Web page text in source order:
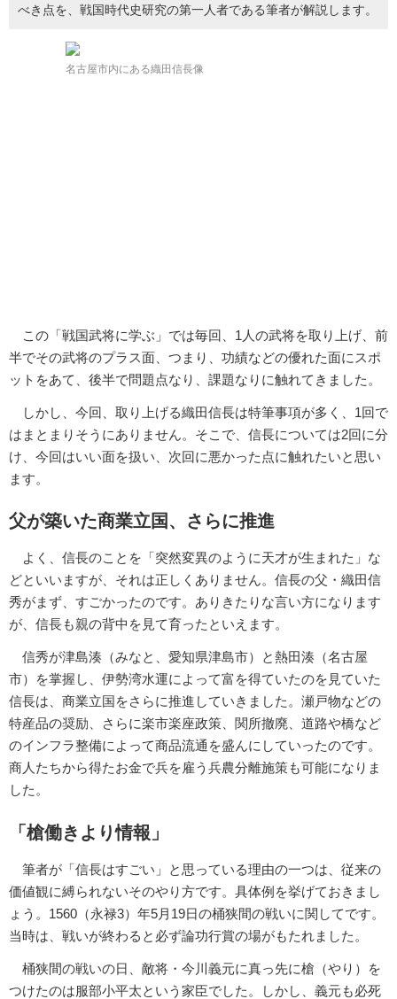
べき点を、戦国時代史研究の第一人者である筆者が解説します。
名古屋市内にある織田信長像
この「戦国武将に学ぶ」では毎回、1人の武将を取り上げ、前
半でその武将のプラス面、つまり、功績などの優れた面にスポ
ットをあて、後半で問題点なり、課題なりに触れてきました。
しかし、今回、取り上げる織田信長は特筆事項が多く、1回で
はまとまりそうにありません。そこで、信長については2回に分
け、今回はいい面を扱い、次回に悪かった点に触れたいと思い
ます。
父が築いた商業立国、さらに推進
よく、信長のことを「突然変異のように天才が生まれた」な
どといいますが、それは正しくありません。信長の父・織田信
秀がまず、すごかったのです。ありきたりな言い方になります
が、信長も親の背中を見て育ったといえます。
信秀が津島湊（みなと、愛知県津島市）と熱田湊（名古屋
市）を掌握し、伊勢湾水運によって富を得ていたのを見ていた
信長は、商業立国をさらに推進していきました。瀬戸物などの
特産品の奨励、さらに楽市楽座政策、関所撤廃、道路や橋など
のインフラ整備によって商品流通を盛んにしていったのです。
商人たちから得たお金で兵を雇う兵農分離施策も可能になりま
した。
「槍働きより情報」
筆者が「信長はすごい」と思っている理由の一つは、従来の
価値観に縛られないそのやり方です。具体例を挙げておきまし
ょう。1560（永禄3）年5月19日の桶狭間の戦いに関してです。
当時は、戦いが終わると必ず論功行賞の場がもたれました。
桶狭間の戦いの日、敵将・今川義元に真っ先に槍（やり）を
つけたのは服部小平太という家臣でした。しかし、義元も必死